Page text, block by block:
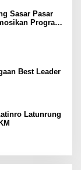
Sasar Pasar
Program
Best Leader
Latunrung